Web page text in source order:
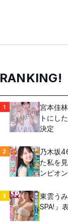
RANKING!
1
宮本佳
トにし
決定
2
乃木坂
た私を
ンピオ
3
東雲う
SPA!』